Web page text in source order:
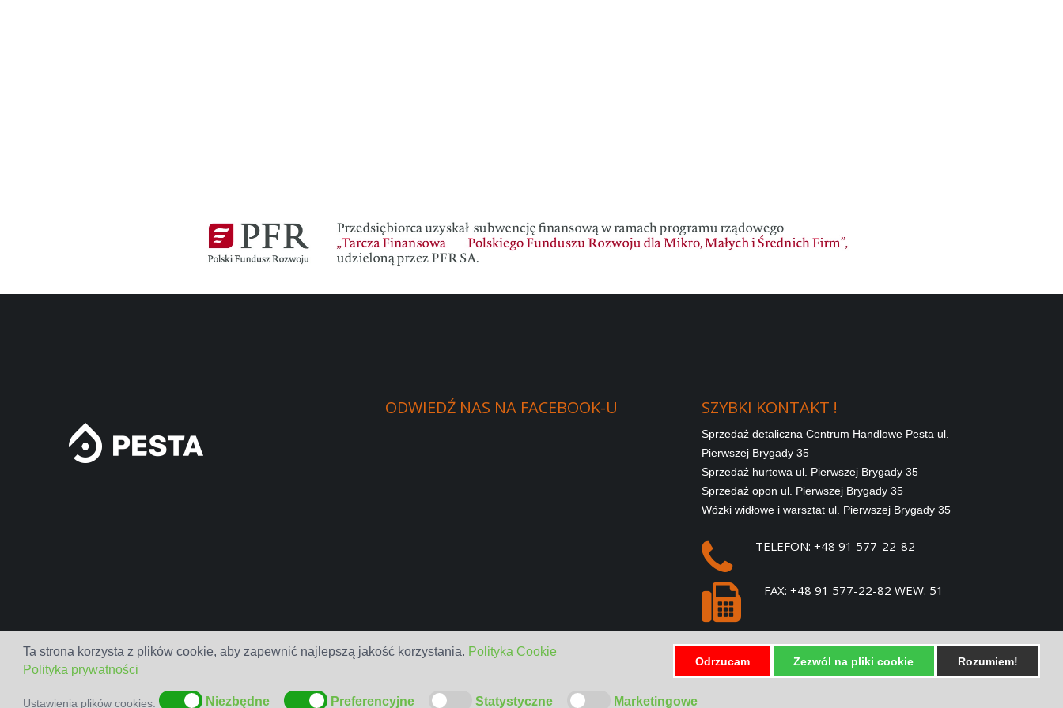
Ta strona korzysta z plików cookie, aby zapewnić najlepszą jakość korzystania. Polityka Cookie
Polityka prywatności
Odrzucam Zezwól na pliki cookie Rozumiem!
Ustawienia plików cookies: Niezbędne Preferencyjne Statystyczne Marketingowe
ODWIEDŹ NAS NA FACEBOOK-U SZYBKI KONTAKT !
Sprzedaż detaliczna Centrum Handlowe Pesta ul.
Pierwszej Brygady 35
Sprzedaż hurtowa ul. Pierwszej Brygady 35
Sprzedaż opon ul. Pierwszej Brygady 35
Wózki widłowe i warsztat ul. Pierwszej Brygady 35
TELEFON: +48 91 577-22-82
FAX: +48 91 577-22-82 WEW. 51
E-MAIL:SPRZEDAZ@PESTA.COM.PL